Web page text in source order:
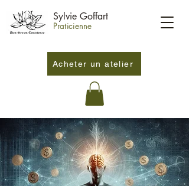
Sylvie Goffart
Praticienne
Acheter un atelier